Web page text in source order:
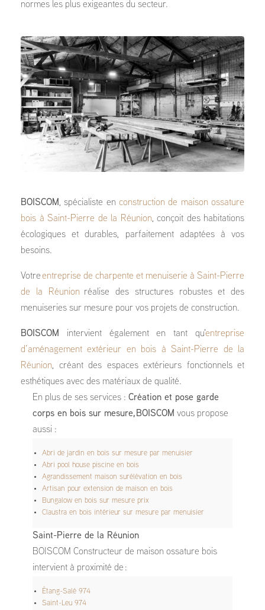
normes les plus exigeantes du secteur.
BOISCOM , spécialiste en construction de maison ossature
bois à Saint-Pierre de la Réunion, conçoit des habitations
écologiques et durables, parfaitement adaptées à vos
besoins.
Votre entreprise de charpente et menuiserie à Saint-Pierre
de la Réunionréalise des structures robustes et des
menuiseries sur mesure pour vos projets de construction.
BOISCOM intervient également en tant qu'entreprise
d’aménagement extérieur en bois à Saint-Pierre de la
Réunion, créant des espaces extérieurs fonctionnels et
esthétiques avec des matériaux de qualité.
En plus de ses services : Création et pose garde
corps en bois sur mesure, BOISCOM vous propose
aussi :
Abri de jardin en bois sur mesure par menuisier
Abri pool house piscine en bois
Agrandissement maison surélévation en bois
Artisan pour extension de maison en bois
Bungalow en bois sur mesure prix
Claustra en bois intérieur sur mesure par menuisier
Saint-Pierre de la Réunion
BOISCOM Constructeur de maison ossature bois
intervient à proximité de :
Étang-Salé 974
Saint-Leu 974